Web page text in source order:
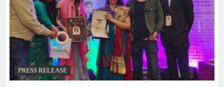
PRESS RELEASE